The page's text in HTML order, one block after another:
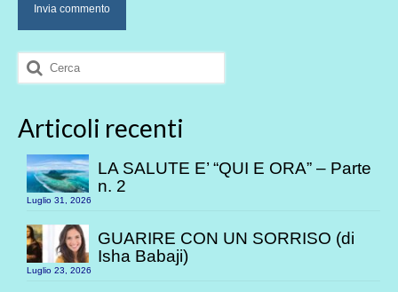
Cerca:
Articoli recenti
LA SALUTE E’ “QUI E ORA” – Parte
n. 2
Luglio 31, 2026
GUARIRE CON UN SORRISO (di
Isha Babaji)
Luglio 23, 2026